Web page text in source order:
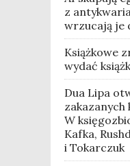
z
wrzucają je
Książkowe
wydać
Dua Lipa
zakazanych
W
Kafka,
i Tokarczuk